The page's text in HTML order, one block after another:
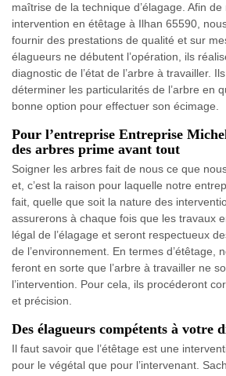
maîtrise de la technique d’élagage. Afin
intervention en étêtage à Ilhan 65590,
fournir des prestations de qualité et sur
élagueurs ne débutent l’opération, ils
diagnostic de l’état de l’arbre à travailler.
déterminer les particularités de l’arbre en
bonne option pour effectuer son écimage.
Pour l’entreprise Entreprise
des arbres prime avant tout
Soigner les arbres fait de nous ce que
et, c’est la raison pour laquelle notre
fait, quelle que soit la nature des
assurerons à chaque fois que les travaux
légal de l’élagage et seront respectueux
de l’environnement. En termes d’étêtage,
feront en sorte que l’arbre à travailler ne
l’intervention. Pour cela, ils procéderont
et précision.
Des élagueurs compétents à votre
Il faut savoir que l’étêtage est une
pour le végétal que pour l’intervenant.